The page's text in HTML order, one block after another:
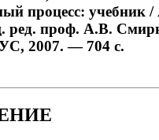
процесс:
ред. проф. А.В.
2007. — 704 с.